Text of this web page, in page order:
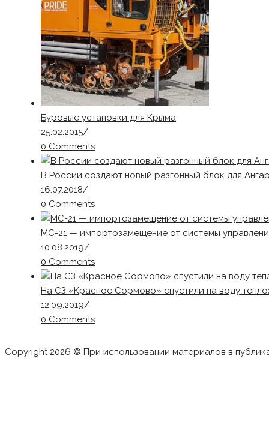
Буровые установки для Крыма
25.02.2015/
0 Comments
В России создают новый разгонный блок для
16.07.2018/
0 Comments
МС-21 — импортозамещение от системы
10.08.2019/
0 Comments
На СЗ «Красное Сормово» спустили на воду
12.09.2019/
0 Comments
Copyright 2026 © При использовании материалов в